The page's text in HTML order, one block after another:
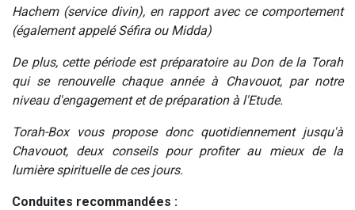
Hachem (service divin), en rapport avec ce comportement
(également appelé Séfira ou Midda)
De plus, cette période est préparatoire au Don de la Torah
qui se renouvelle chaque année à Chavouot, par notre
niveau d'engagement et de préparation à l'Etude.
Torah-Box vous propose donc quotidiennement jusqu'à
Chavouot, deux conseils pour profiter au mieux de la
lumière spirituelle de ces jours.
Conduites recommandées :